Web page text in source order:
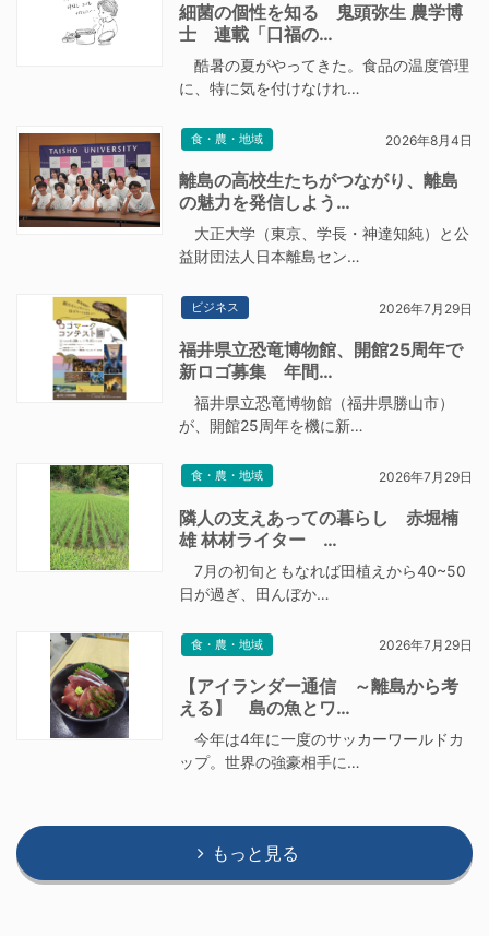
細菌の個性を知る 鬼頭弥生 農学博
士 連載「口福の…
酷暑の夏がやってきた。食品の温度管理
に、特に気を付けなけれ…
食・農・地域 2026年8月4日
離島の高校生たちがつながり、離島
の魅力を発信しよう…
大正大学（東京、学長・神達知純）と公
益財団法人日本離島セン…
ビジネス 2026年7月29日
福井県立恐竜博物館、開館25周年で
新ロゴ募集 年間…
福井県立恐竜博物館（福井県勝山市）
が、開館25周年を機に新…
食・農・地域 2026年7月29日
隣人の支えあっての暮らし 赤堀楠
雄 林材ライター …
7月の初旬ともなれば田植えから40~50
日が過ぎ、田んぼか…
食・農・地域 2026年7月29日
【アイランダー通信 ～離島から考
える】 島の魚とワ…
今年は4年に一度のサッカーワールドカ
ップ。世界の強豪相手に…
もっと見る